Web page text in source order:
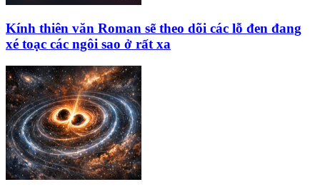
Kính thiên văn Roman sẽ theo dõi các lỗ đen đang
xé toạc các ngôi sao ở rất xa